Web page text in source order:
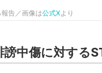
告／画像は公式Xより
謗中傷に対する